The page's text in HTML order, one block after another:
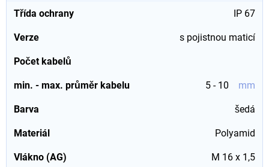
Třída ochrany IP 67
Verze s pojistnou maticí
Počet kabelů
min. - max. průměr kabelu 5 - 10 mm
Barva šedá
Materiál Polyamid
Vlákno (AG) M 16 x 1,5